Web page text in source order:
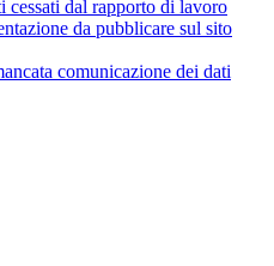
cessati dal rapporto di lavoro
da pubblicare sul sito
comunicazione dei dati